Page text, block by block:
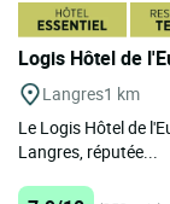
Logis Hôtel de
Langres1 km
Le Logis Hôtel de
Langres, réputée...